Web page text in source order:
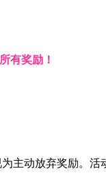
有奖励！
主动放弃奖励。活